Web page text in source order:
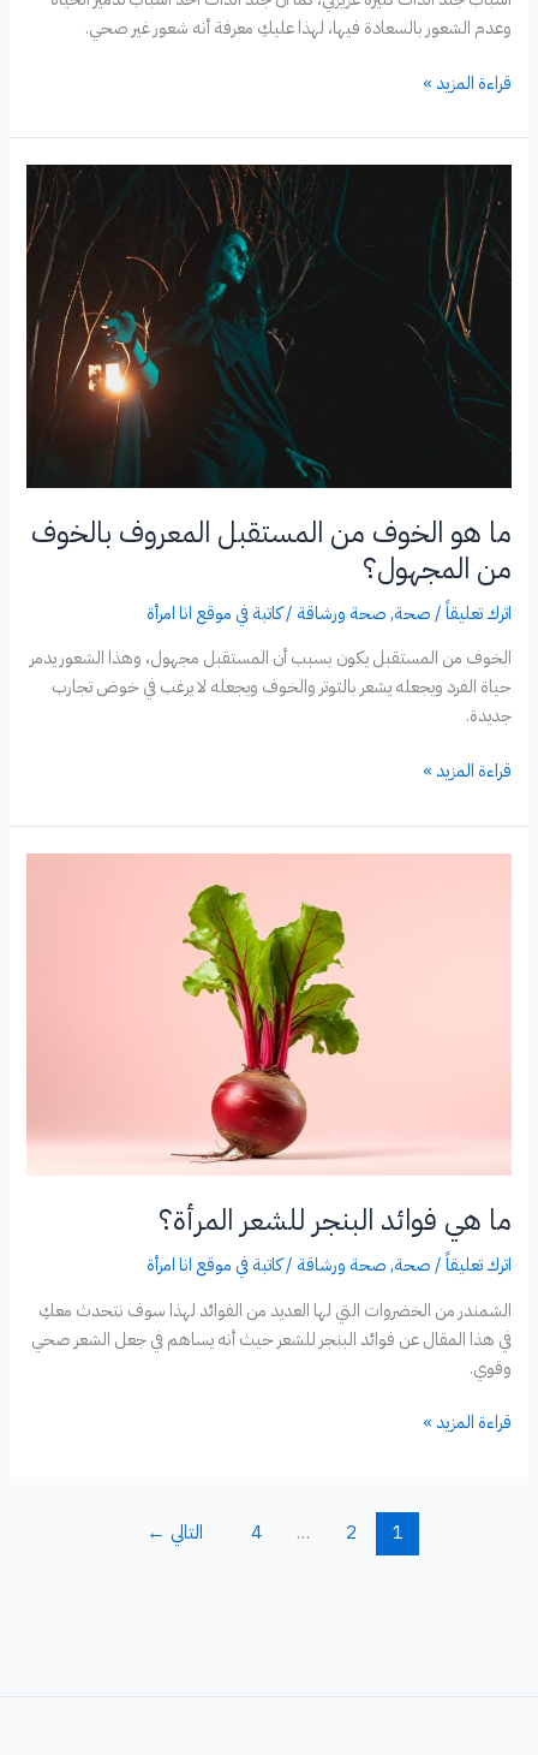
وعدم الشعور بالسعادة فيها، لهذا عليكِ معرفة أنه شعور غير صحي.
ما
أسباب
جلد
الذات
وكيفية
التخلص
قراءة المزيد »
ما هو الخوف من المستقبل المعروف بالخوف
من المجهول؟
اترك تعليقاً/صحة,صحة ورشاقة /كاتبة في موقع انا امرأة
الخوف من المستقبل يكون بسبب أن المستقبل مجهول، وهذا الشعور يدمر
حياة الفرد ويجعله يشعر بالتوتر والخوف ويجعله لا يرغب في خوض تجارب
جديدة.
ما
الخوف
من
قراءة المزيد »
ما هي فوائد البنجر للشعر المرأة؟
اترك تعليقاً/صحة,صحة ورشاقة /كاتبة في موقع انا امرأة
الشمندر من الخضروات التي لها العديد من الفوائد لهذا سوف نتحدث معكِ
في هذا المقال عن فوائد البنجر للشعر حيث أنه يساهم في جعل الشعر صحي
وقوي.
ما
قراءة المزيد »
1
2
…
4 التالي ←